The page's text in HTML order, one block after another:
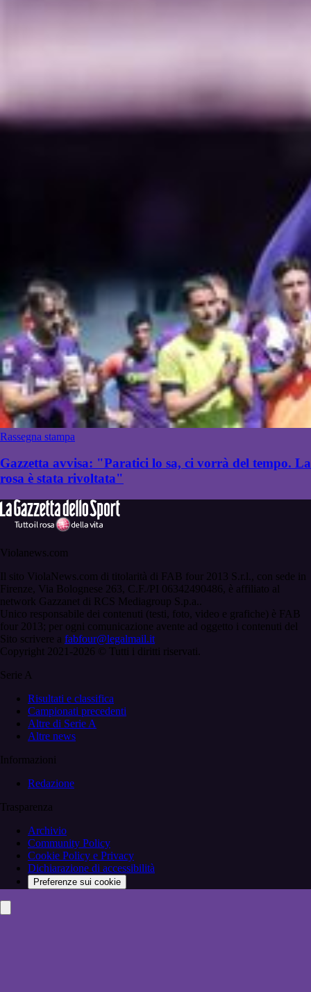
Rassegna stampa
Gazzetta avvisa: "Paratici lo sa, ci vorrà del tempo. La
rosa è stata rivoltata"
Violanews.com
Il sito ViolaNews.com di titolarità di FAB four 2013 S.r.l., con sede in
Firenze, Via Bolognese 263, C.F./PI 06342490486, è affiliato al
network Gazzanet di RCS Mediagroup S.p.a..
Unico responsabile dei contenuti (testi, foto, video e grafiche) è FAB
four 2013; per ogni comunicazione avente ad oggetto i contenuti del
Sito scrivere a fabfour@legalmail.it
Copyright 2021-2026 © Tutti i diritti riservati.
Serie A
Risultati e classifica
Campionati precedenti
Altre di Serie A
Altre news
Informazioni
Redazione
Trasparenza
Archivio
Community Policy
Cookie Policy e Privacy
Dichiarazione di accessibilità
Preferenze sui cookie